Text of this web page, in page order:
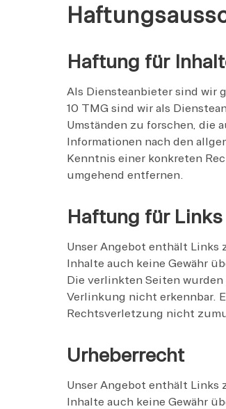
Haftung für
Als Diensteanbieter sind wir
10 TMG sind wir als
Umständen zu forschen, die
Informationen nach den
Kenntnis einer konkreten
umgehend entfernen.
Haftung für Links
Unser Angebot enthält Links
Inhalte auch keine Gewähr
Die verlinkten Seiten
Verlinkung nicht erkennbar.
Rechtsverletzung nicht
Urheberrecht
Unser Angebot enthält Links
Inhalte auch keine Gewähr